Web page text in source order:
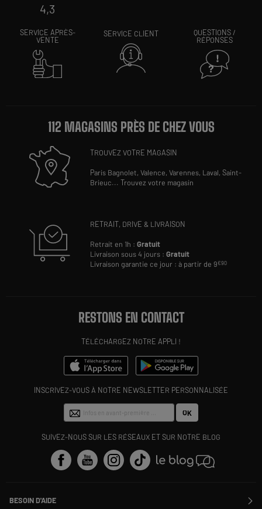
4,3
SERVICE APRÈS-
VENTE
SERVICE CLIENT
QUESTIONS /
RÉPONSES
112 MAGASINS PRÈS DE CHEZ VOUS
TROUVEZ VOTRE MAGASIN
Paris Bagnolet,Valence,Varennes, Laval,Saint-
Brieuc...Trouvez votre magasin
RETRAIT, DRIVE & LIVRAISON
Retrait en 1h :Gratuit
Livraison sous 4 jours :Gratuit
Livraison garantie ce jour : à partir de 9€90
RESTONS EN CONTACT
TÉLÉCHARGEZ NOTRE APPLI !
INSCRIVEZ-VOUS À NOTRE NEWSLETTER PERSONNALISÉE
OK
SUIVEZ-NOUS SUR LES RÉSEAUX ET SUR NOTRE BLOG
BESOIN D'AIDE